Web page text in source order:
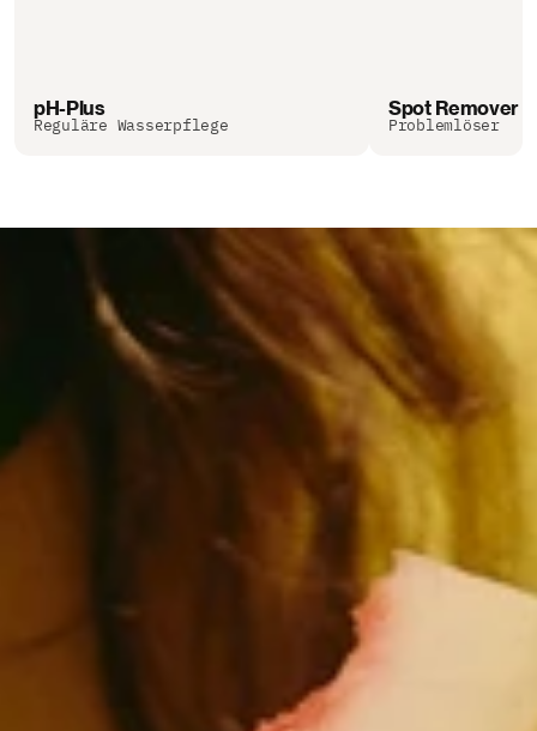
pH-Plus
Reguläre Wasserpflege
Spot Remover
Problemlöser